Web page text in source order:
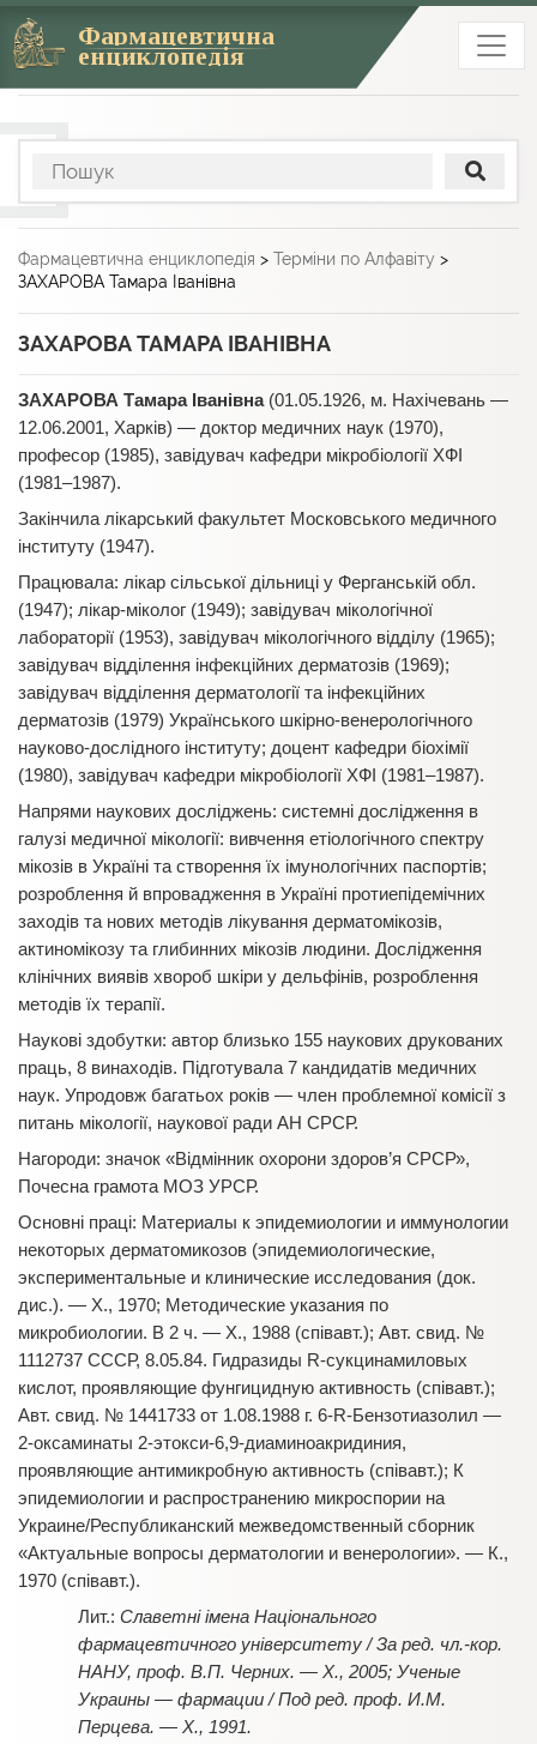
Фармацевтична
енциклопедія
Фармацевтична енциклопедія > Терміни по Алфавіту >
ЗАХАРОВА Тамара Іванівна
ЗАХАРОВА ТАМАРА ІВАНІВНА
ЗАХАРОВА Тамара Іванівна(01.05.1926, м. Нахічевань —
12.06.2001, Харків) — доктор медичних наук (1970),
професор (1985), завідувач кафедри мікробіології ХФІ
(1981–1987).
Закінчила лікарський факультет Московського медичного
інституту (1947).
Працювала: лікар сільської дільниці у Ферганській обл.
(1947); лікар-міколог (1949); завідувач мікологічної
лабораторії (1953), завідувач мікологічного відділу (1965);
завідувач відділення інфекційних дерматозів (1969);
завідувач відділення дерматології та інфекційних
дерматозів (1979) Українського шкірно-венерологічного
науково-дослідного інституту; доцент кафедри біохімії
(1980), завідувач кафедри мікробіології ХФІ (1981–1987).
Напрями наукових досліджень: системні дослідження в
галузі медичної мікології: вивчення етіологічного спектру
мікозів в Україні та створення їх імунологічних паспортів;
розроблення й впровадження в Україні протиепідемічних
заходів та нових методів лікування дерматомікозів,
актиномікозу та глибинних мікозів людини. Дослідження
клінічних виявів хвороб шкіри у дельфінів, розроблення
методів їх терапії.
Наукові здобутки: автор близько 155 наукових друкованих
праць, 8 винаходів. Підготувала 7 кандидатів медичних
наук. Упродовж багатьох років — член проблемної комісії з
питань мікології, наукової ради АН СРСР.
Нагороди: значок «Відмінник охорони здоров’я СРСР»,
Почесна грамота МОЗ УРСР.
Основні праці: Материалы к эпидемиологии и иммунологии
некоторых дерматомикозов (эпидемиологические,
экспериментальные и клинические исследования (док.
дис.). — Х., 1970; Методические указания по
микробиологии. В 2 ч. — Х., 1988 (співавт.); Авт. свид. №
1112737 СССР, 8.05.84. Гидразиды R-сукцинамиловых
кислот, проявляющие фунгицидную активность (співавт.);
Авт. свид. № 1441733 от 1.08.1988 г. 6-R-Бензотиазолил —
2-оксаминаты 2-этокси-6,9-диаминоакридиния,
проявляющие антимикробную активность (співавт.); К
эпидемиологии и распространению микроспории на
Украине/Республиканский межведомственный сборник
«Актуальные вопросы дерматологии и венерологии». — К.,
1970 (співавт.).
Славетні імена Національного
фармацевтичного університету / За ред. чл.-кор.
НАНУ, проф. В.П. Черних. — Х., 2005; Ученые
Украины — фармации / Под ред. проф. И.М.
Перцева. — Х., 1991.